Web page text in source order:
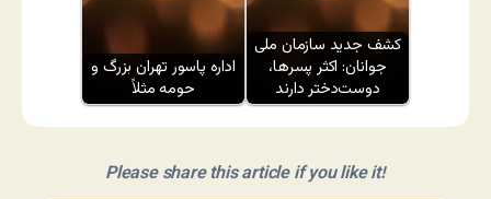
اداره پاسور تهران بزرگ و
حومه مثلاً
کشف جدید سازمان ملی
جوانان: اکثر پسرها،
دوست‌دختر دارند
Please share this article if you like it!